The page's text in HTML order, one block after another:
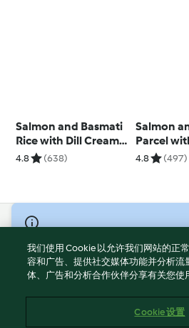
Salmon and Basmati
Rice with Dill Cream
Sauce
4.8 (638)
Salmon
Parcel
Potatoes
4.8 (497)
© Copyright 2021-2023 福维克信息科
2026
使用规定
我们使用 Cookie 以允许我们网站的正
容和广告、提供社交媒体功能并分析流
体、广告和分析合作伙伴分享有关您使
Cookie 设置